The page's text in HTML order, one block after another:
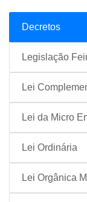
Decretos
Legislação
Lei
Lei da Micro
Lei Ordinária
Lei Orgânica